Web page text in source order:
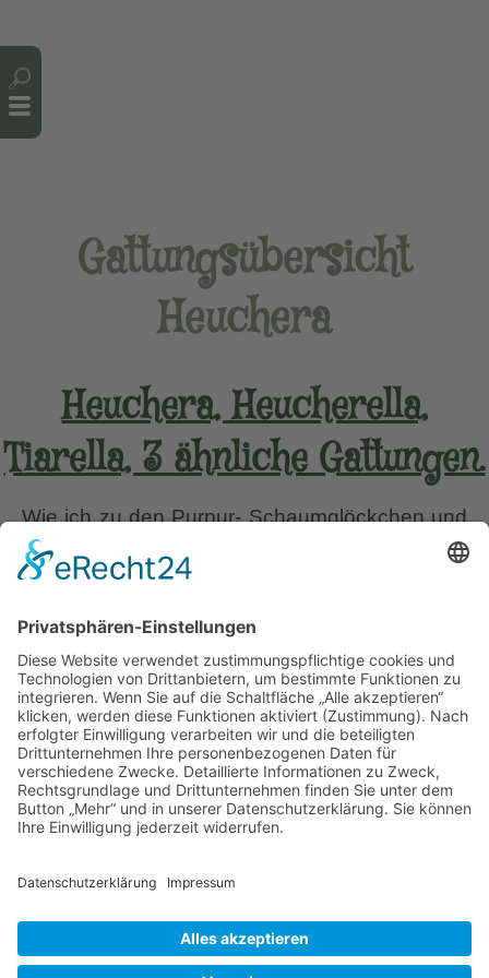
Gattungsübersicht
Heuchera
Heuchera, Heucherella,
Tiarella, 3 ähnliche Gattungen.
Wie ich zu den Purpur- Schaumglöckchen und
den Schaumblüten kam. Ich muss gestehen,
es war keine Liebe auf den ersten Blick. Einen
vorgefunden. Nach 2 Jahren sah die Pflanze
aus, als würde sie auf Stelzen aus dem Beet
davonlaufen wollen. Im Winter…Heuchera,
Heucherella,
Tiarella,
3
ähnliche
Gattungen.
Liebe Leser! Ihr könnt euch per E-Mail
informieren lassen, wenn neue Artikel auf
Wurzerlsgarten erscheinen.Folgt dafür einfach
diesem Link und gebt dort eure E-Mailadresse